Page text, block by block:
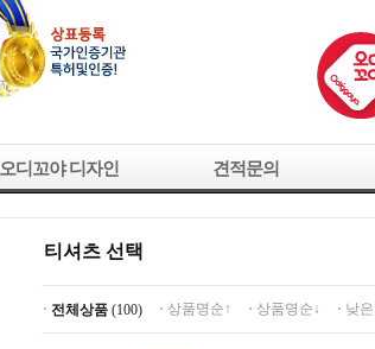
오디꼬야 디자인 견적문의
티셔츠 선택
전체상품 (100) 상품명순↑ 상품명순↓ 낮